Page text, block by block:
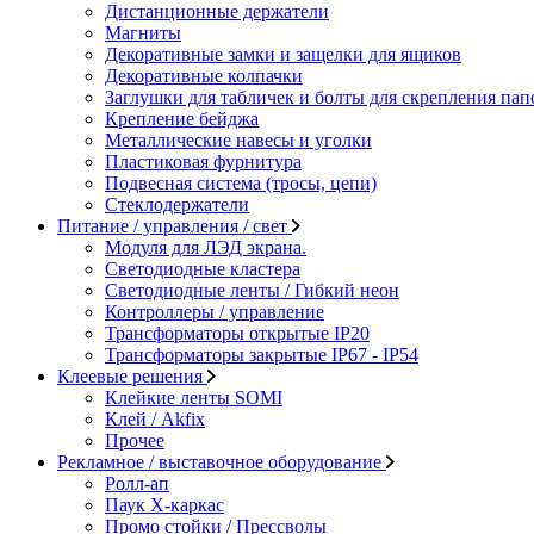
Дистанционные держатели
Магниты
Декоративные замки и защелки для ящиков
Декоративные колпачки
Заглушки для табличек и болты для скрепления
Крепление бейджа
Металлические навесы и уголки
Пластиковая фурнитура
Подвесная система (тросы, цепи)
Стеклодержатели
Питание / управления / свет
Модуля для ЛЭД экрана.
Светодиодные кластера
Светодиодные ленты / Гибкий неон
Контроллеры / управление
Трансформаторы открытые IP20
Трансформаторы закрытые IP67 - IP54
Клеевые решения
Клейкие ленты SOMI
Клей / Akfix
Прочее
Рекламное / выставочное оборудование
Ролл-ап
Паук X-каркас
Промо стойки / Прессволы